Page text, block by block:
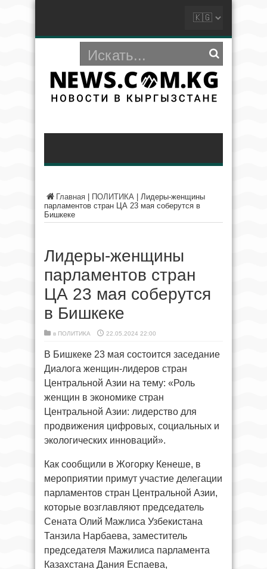
Главная ПОЛИТИКА
Лидеры-женщины
парламентов стран ЦА 23 мая соберутся в
Бишкеке
Лидеры-женщины
парламентов стран
ЦА 23 мая соберутся
в Бишкеке
в ПОЛИТИКА 22.05.2024 22:00
В Бишкеке 23 мая состоится заседание
Диалога женщин-лидеров стран
Центральной Азии на тему: «Роль
женщин в экономике стран
Центральной Азии: лидерство для
продвижения цифровых, социальных и
экологических инноваций».
Как сообщили в Жогорку Кенеше, в
мероприятии примут участие делегации
парламентов стран Центральной Азии,
которые возглавляют председатель
Сената Олий Мажлиса Узбекистана
Танзила Нарбаева, заместитель
председателя Мажилиса парламента
Казахстана Дания Еспаева,